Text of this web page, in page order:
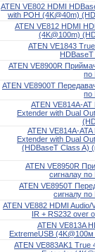
ATEN VE802 HDMI
with POH (4K@40m)
ATEN VE812 HDMI
(4K@100m)
ATEN VE1843
ATEN VE8900R
по
ATEN VE8900T
по
ATEN VE814A-
Extender with Dual
ATEN VE814A-
Extender with Dual
(HDBaseT Class A)
ATEN VE8950R
сигналау по
ATEN VE8950T
сигналу по
ATEN VE882 HDMI Audio/
IR + RS232 over
ATEN VE813A
ExtremeUSB
ATEN VE883AK1 True